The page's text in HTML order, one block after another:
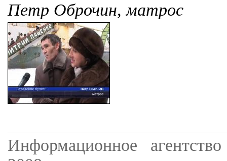
Петр Оброчин, матрос
Информационное